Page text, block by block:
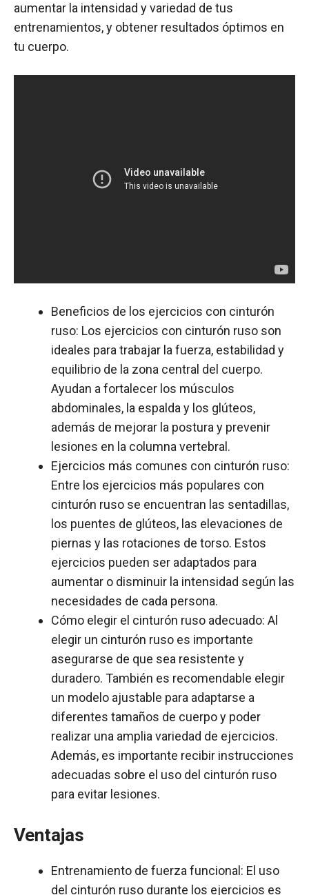
aumentar la intensidad y variedad de tus
entrenamientos, y obtener resultados óptimos en
tu cuerpo.
Beneficios de los ejercicios con cinturón
ruso: Los ejercicios con cinturón ruso son
ideales para trabajar la fuerza, estabilidad y
equilibrio de la zona central del cuerpo.
Ayudan a fortalecer los músculos
abdominales, la espalda y los glúteos,
además de mejorar la postura y prevenir
lesiones en la columna vertebral.
Ejercicios más comunes con cinturón ruso:
Entre los ejercicios más populares con
cinturón ruso se encuentran las sentadillas,
los puentes de glúteos, las elevaciones de
piernas y las rotaciones de torso. Estos
ejercicios pueden ser adaptados para
aumentar o disminuir la intensidad según las
necesidades de cada persona.
Cómo elegir el cinturón ruso adecuado: Al
elegir un cinturón ruso es importante
asegurarse de que sea resistente y
duradero. También es recomendable elegir
un modelo ajustable para adaptarse a
diferentes tamaños de cuerpo y poder
realizar una amplia variedad de ejercicios.
Además, es importante recibir instrucciones
adecuadas sobre el uso del cinturón ruso
para evitar lesiones.
Ventajas
Entrenamiento de fuerza funcional: El uso
del cinturón ruso durante los ejercicios es